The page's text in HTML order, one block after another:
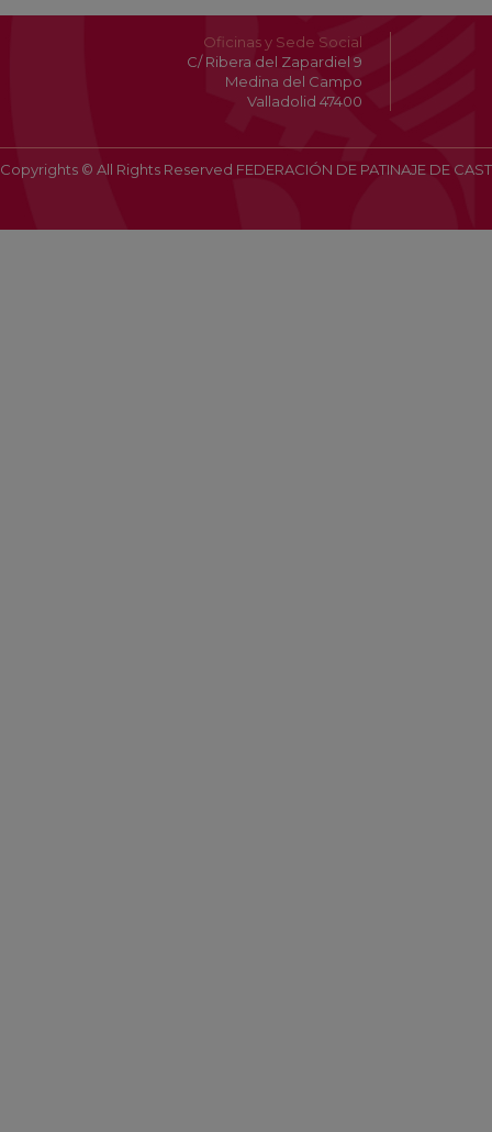
Oficinas y Sede Social
C/ Ribera del Zapardiel 9
Medina del Campo
Valladolid 47400
Copyrights © All Rights Reserved FEDERACIÓN DE PATINAJE DE